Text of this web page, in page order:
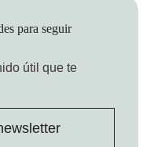
para seguir
útil que te